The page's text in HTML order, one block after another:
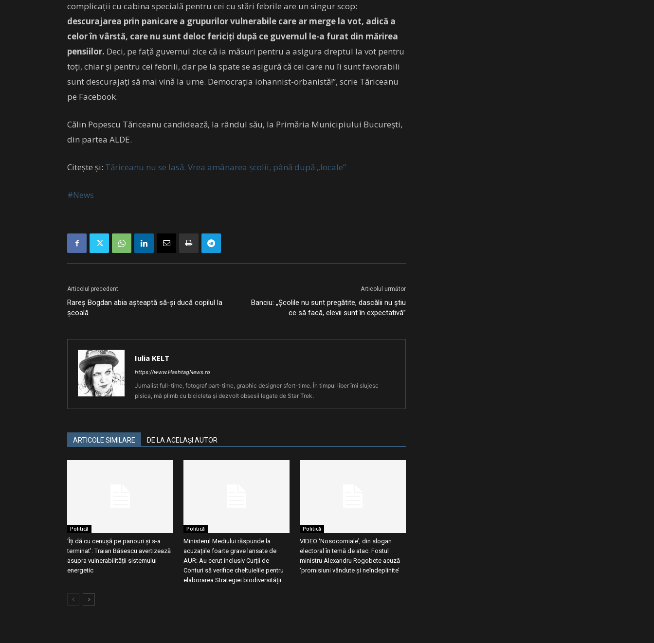
complicații cu cabina specială pentru cei cu stări febrile are un singur scop:
descurajarea prin panicare a grupurilor vulnerabile care ar merge la vot, adică a
celor în vârstă, care nu sunt deloc fericiți după ce guvernul le-a furat din mărirea
pensiilor. Deci, pe față guvernul zice că ia măsuri pentru a asigura dreptul la vot pentru
toți, chiar și pentru cei febrili, dar pe la spate se asigură că cei care nu îi sunt favorabili
sunt descurajați să mai vină la urne. Democrația iohannist-orbanistă!”, scrie Tăriceanu
pe Facebook.
Călin Popescu Tăriceanu candidează, la rândul său, la Primăria Municipiului București,
din partea ALDE.
Citește și: Tăriceanu nu se lasă. Vrea amânarea școlii, până după „locale”
#News
Articolul precedent
Rareș Bogdan abia așteaptă să-și ducă copilul la
școală
Articolul următor
Banciu: „Școlile nu sunt pregătite, dascălii nu știu
ce să facă, elevii sunt în expectativă”
Iulia KELT
https://www.HashtagNews.ro
Jurnalist full-time, fotograf part-time, graphic designer sfert-time. În timpul liber îmi slujesc
pisica, mă plimb cu bicicleta și dezvolt obsesii legate de Star Trek.
ARTICOLE SIMILARE DE LA ACELAȘI AUTOR
Politică
‘Îți dă cu cenușă pe panouri și s-a
terminat’: Traian Băsescu avertizează
asupra vulnerabilității sistemului
energetic
Politică
Ministerul Mediului răspunde la
acuzațiile foarte grave lansate de
AUR: Au cerut inclusiv Curții de
Conturi să verifice cheltuielile pentru
elaborarea Strategiei biodiversității
Politică
VIDEO ‘Nosocomiale’, din slogan
electoral în temă de atac. Fostul
ministru Alexandru Rogobete acuză
‘promisiuni vândute și neîndeplinite’